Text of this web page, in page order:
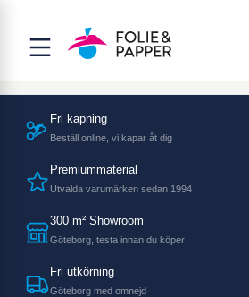
Fri kapning
Beställ online, vi kapar åt dig
Premiummaterial
Utvalda varumärken sedan 1994
300 m² Showroom
Göteborg, testa innan du köper
Fri utkörning
Göteborg med omnejd